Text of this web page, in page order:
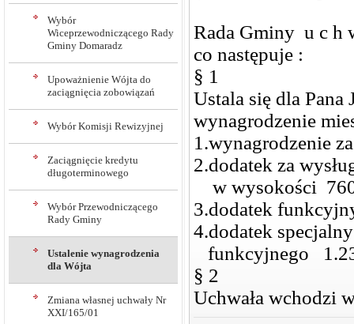
Wybór
Wiceprzewodniczącego Rady
Gminy Domaradz
Upoważnienie Wójta do
zaciągnięcia zobowiązań
Wybór Komisji Rewizyjnej
Zaciągnięcie kredytu
długoterminowego
Wybór Przewodniczącego
Rady Gminy
Ustalenie wynagrodzenia
dla Wójta
Zmiana własnej uchwały Nr
XXI/165/01
Rada Gminy u c h
co następuje :
§ 1
Ustala się dla
wynagrodzenie
1.wynagrodzenie
2.dodatek za
w wysokości 760
3.dodatek
4.dodatek
funkcyjnego
§ 2
Uchwała wchodzi